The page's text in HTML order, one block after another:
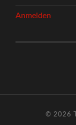
Anmelden
© 2026